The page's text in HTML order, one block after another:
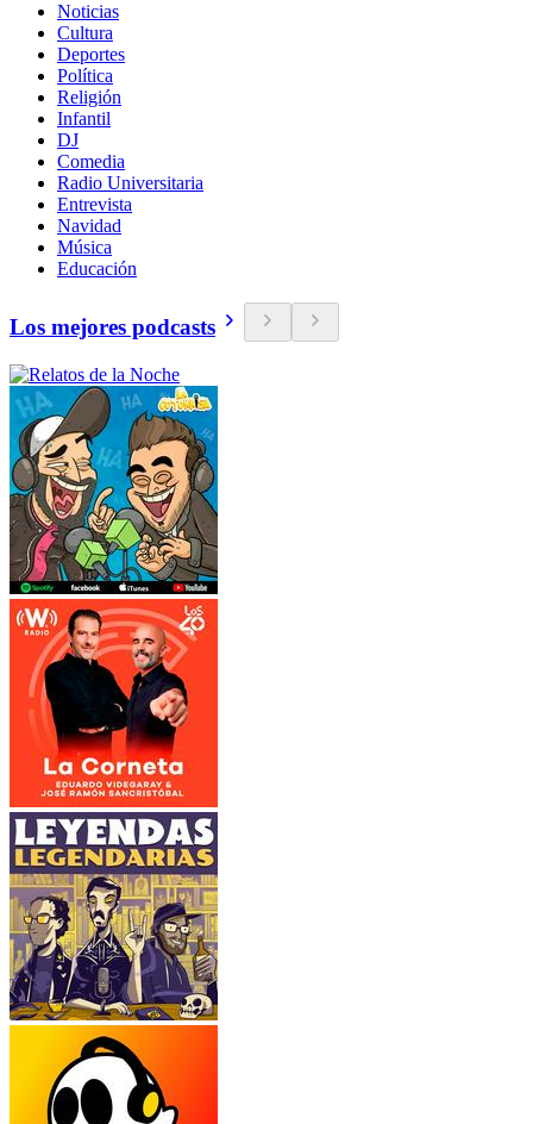
Noticias
Cultura
Deportes
Política
Religión
Infantil
DJ
Comedia
Radio Universitaria
Entrevista
Navidad
Música
Educación
Los mejores podcasts